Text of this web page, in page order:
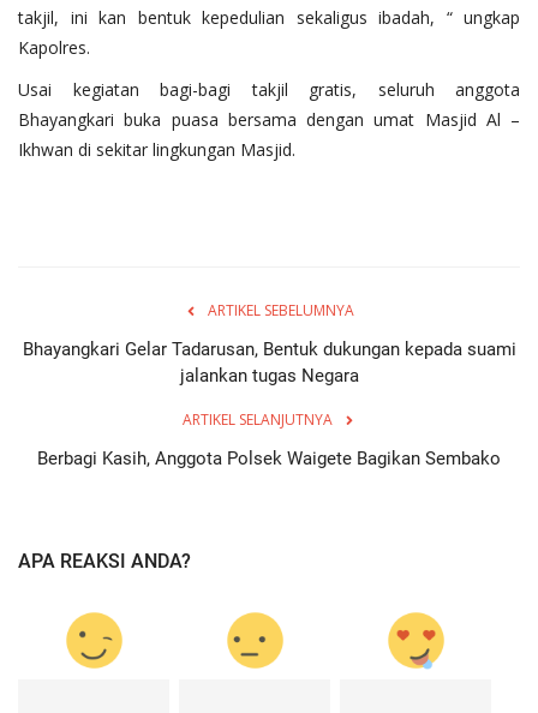
takjil, ini kan bentuk kepedulian sekaligus ibadah, “ ungkap
Kapolres.
Usai kegiatan bagi-bagi takjil gratis, seluruh anggota
Bhayangkari buka puasa bersama dengan umat Masjid Al –
Ikhwan di sekitar lingkungan Masjid.
ARTIKEL SEBELUMNYA
Bhayangkari Gelar Tadarusan, Bentuk dukungan kepada suami
jalankan tugas Negara
ARTIKEL SELANJUTNYA
Berbagi Kasih, Anggota Polsek Waigete Bagikan Sembako
APA REAKSI ANDA?